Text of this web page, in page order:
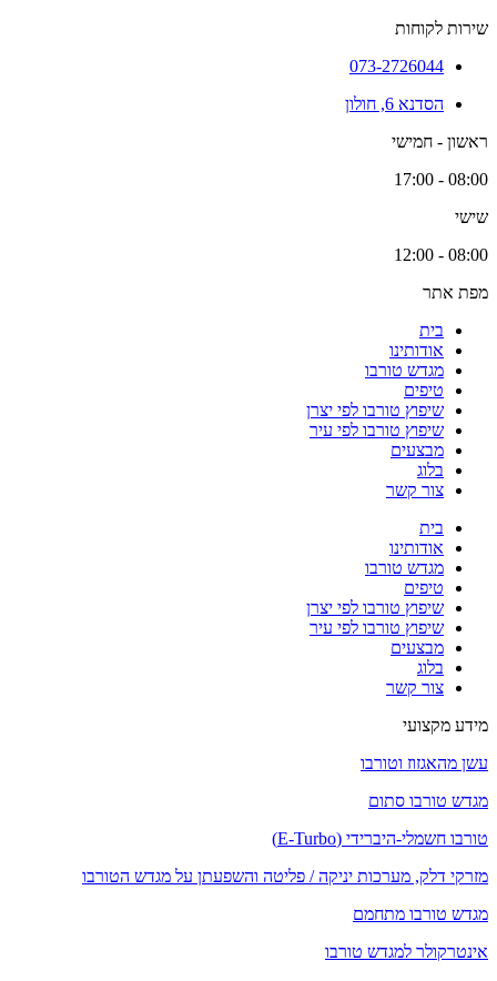
שירות לקוחות
073-2726044
הסדנא 6, חולון
ראשון - חמישי
08:00 - 17:00
שישי
08:00 - 12:00
מפת אתר
בית
אודותינו
מגדש טורבו
טיפים
שיפוץ טורבו לפי יצרן
שיפוץ טורבו לפי עיר
מבצעים
בלוג
צור קשר
בית
אודותינו
מגדש טורבו
טיפים
שיפוץ טורבו לפי יצרן
שיפוץ טורבו לפי עיר
מבצעים
בלוג
צור קשר
מידע מקצועי
עשן מהאגזוז וטורבו
מגדש טורבו סתום
טורבו חשמלי-היברידי (E-Turbo)
מזרקי דלק, מערכות יניקה / פליטה והשפעתן על מגדש הטורבו
מגדש טורבו מתחמם
אינטרקולר למגדש טורבו